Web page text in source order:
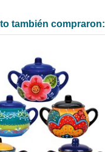
también compraron: